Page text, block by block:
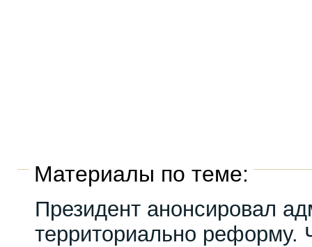
Материалы по теме:
Президент анонсировал
территориально реформу.